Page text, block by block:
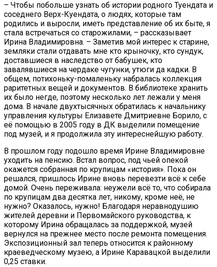
– Чтобы побольше узнать об истории родного Туендата и
соседнего Верх-Куендата, о людях, которые там
родились и выросли, иметь представление об их быте, я
стала встречаться со старожилами, – рассказывает
Ирина Владимировна. – Заметив мой интерес к старине,
земляки стали отдавать мне кто крыночку, кто сундук,
доставшиеся в наследство от бабушек, кто
завалявшиеся на чердаке чугунки, утюги да кадки. В
общем, потихоньку-помаленьку набралась коллекция
раритетных вещей и документов. В библиотеке хранить
их было негде, поэтому несколько лет лежали у меня
дома. В начале двухтысячных обратилась к начальнику
управления культуры Елизавете Дмитриевне Борило, с
её помощью в 2005 году в ДК выделили помещение
под музей, и я продолжила эту интереснейшую работу.
В прошлом году подошло время Ирине Владимировне
уходить на пенсию. Встал вопрос, под чьей опекой
окажется собранная по крупицам «история». Пока он
решался, пришлось Ирине вновь перевезти всё к себе
домой. Очень переживала: неужели всё то, что собирала
по крупицам два десятка лет, никому, кроме неё, не
нужно? Оказалось, нужно! Благодаря неравнодушию
жителей деревни и Первомайского руководства, к
которому Ирина обращалась за поддержкой, музей
вернулся на прежнее место после ремонта помещения.
Экспозиционный зал теперь относится к районному
краеведческому музею, а Ирине Каравацкой выделили
0,25 ставки.